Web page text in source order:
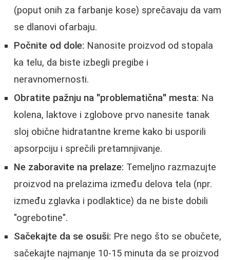
(poput onih za farbanje kose) sprečavaju da vam
se dlanovi ofarbaju.
Počnite od dole: Nanosite proizvod od stopala
ka telu, da biste izbegli pregibe i
neravnomernosti.
Obratite pažnju na "problematična" mesta: Na
kolena, laktove i zglobove prvo nanesite tanak
sloj obične hidratantne kreme kako bi usporili
apsorpciju i sprečili pretamnjivanje.
Ne zaboravite na prelaze: Temeljno razmazujte
proizvod na prelazima između delova tela (npr.
između zglavka i podlaktice) da ne biste dobili
"ogrebotine".
Sačekajte da se osuši: Pre nego što se obučete,
sačekajte najmanje 10-15 minuta da se proizvod